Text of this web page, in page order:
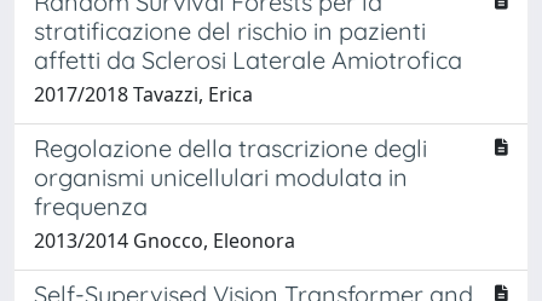
stratificazione del rischio in pazienti
affetti da Sclerosi Laterale Amiotrofica
2017/2018 Tavazzi, Erica
Regolazione della trascrizione degli
organismi unicellulari modulata in
frequenza
2013/2014 Gnocco, Eleonora
Self-Supervised Vision Transformer and